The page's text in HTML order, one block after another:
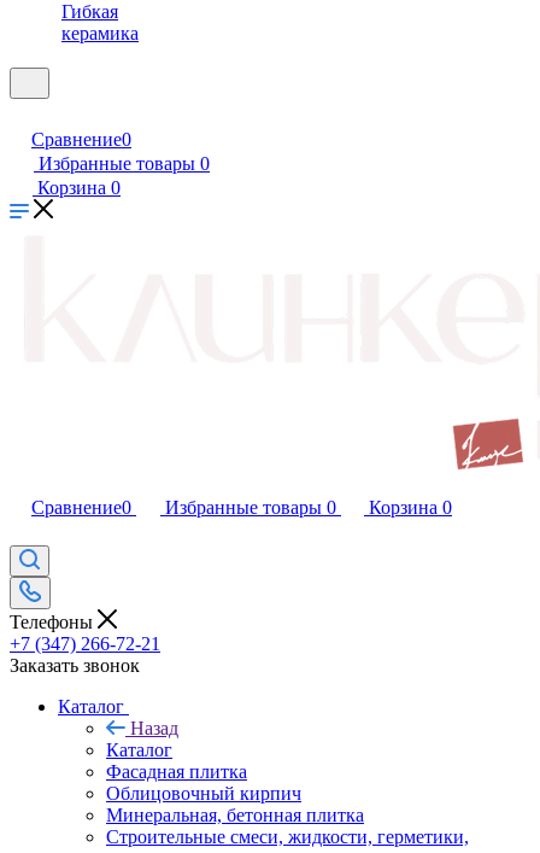
Гибкая
керамика
Сравнение0
Избранные товары 0
Корзина 0
Сравнение0 Избранные товары 0 Корзина 0
Телефоны
+7 (347) 266-72-21
Заказать звонок
Каталог
Назад
Каталог
Фасадная плитка
Облицовочный кирпич
Минеральная, бетонная плитка
Строительные смеси, жидкости, герметики,